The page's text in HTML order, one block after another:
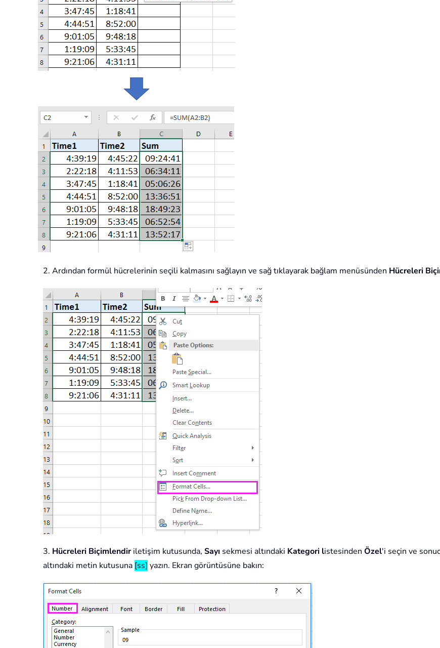
2. Ardından formül hücrelerinin seçili kalmasını sağlayın ve sağ tıklayarak bağlam menüsünden Hücreleri
3. Hücreleri Biçimlendiriletişim kutusunda, Sayı sekmesi altındaki Kategori listesinden Özel'i seçin ve
altındaki metin kutusuna [ss] yazın. Ekran görüntüsüne bakın: